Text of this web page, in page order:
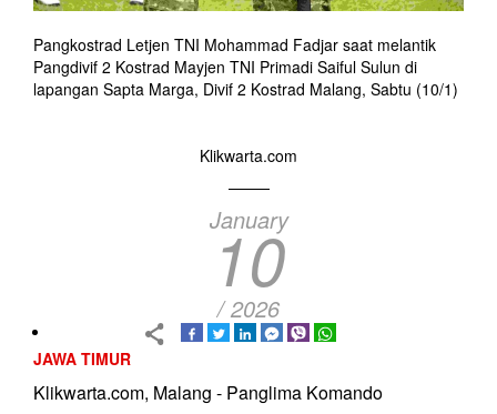
Pangkostrad Letjen TNI Mohammad Fadjar saat melantik
Pangdivif 2 Kostrad Mayjen TNI Primadi Saiful Sulun di
lapangan Sapta Marga, Divif 2 Kostrad Malang, Sabtu (10/1)
Klikwarta.com
January
10
/ 2026
JAWA TIMUR
Klikwarta.com, Malang - Panglima Komando